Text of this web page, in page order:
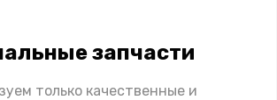
запчасти
только качественные и